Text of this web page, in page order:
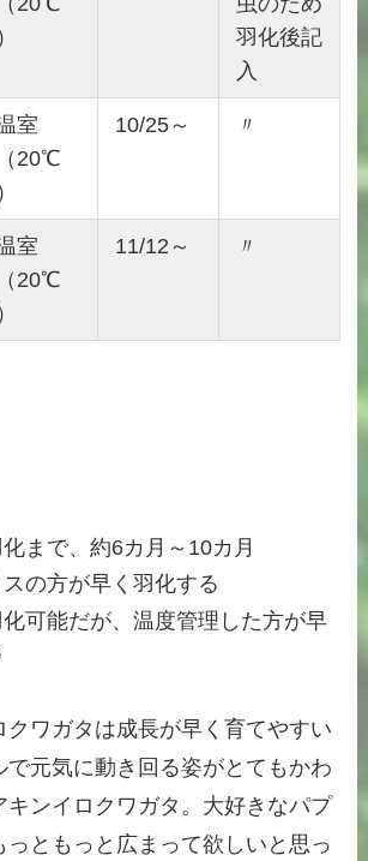
）
羽化後記
入
室
（20℃
）
10/25～ 〃
室
（20℃
）
11/12～ 〃
まで、約6カ月～10カ月
の方が早く羽化する
可能だが、温度管理した方が早
クワガタは成長が早く育てやすい
で元気に動き回る姿がとてもかわ
キンイロクワガタ。大好きなパプ
っともっと広まって欲しいと思っ